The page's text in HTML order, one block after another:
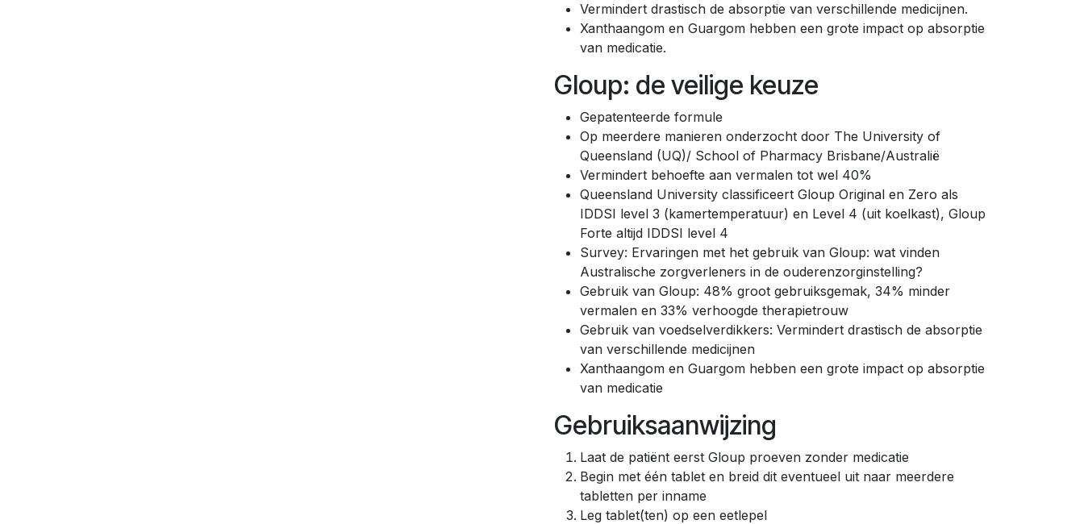
Vermindert drastisch de absorptie van verschillende medicijnen.
Xanthaangom en Guargom hebben een grote impact op absorptie
van medicatie.
Gloup: de veilige keuze
Gepatenteerde formule
Op meerdere manieren onderzocht door The University of
Queensland (UQ)/ School of Pharmacy Brisbane/Australië
Vermindert behoefte aan vermalen tot wel 40%
Queensland University classificeert Gloup Original en Zero als
IDDSI level 3 (kamertemperatuur) en Level 4 (uit koelkast), Gloup
Forte altijd IDDSI level 4
Survey: Ervaringen met het gebruik van Gloup: wat vinden
Australische zorgverleners in de ouderenzorginstelling?
Gebruik van Gloup: 48% groot gebruiksgemak, 34% minder
vermalen en 33% verhoogde therapietrouw
Gebruik van voedselverdikkers: Vermindert drastisch de absorptie
van verschillende medicijnen
Xanthaangom en Guargom hebben een grote impact op absorptie
van medicatie
Gebruiksaanwijzing
Laat de patiënt eerst Gloup proeven zonder medicatie
Begin met één tablet en breid dit eventueel uit naar meerdere
tabletten per inname
Leg tablet(ten) op een eetlepel